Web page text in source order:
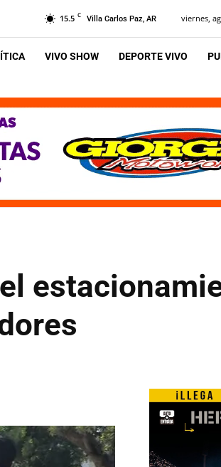
15.5 C Villa Carlos Paz, AR viernes,
VIVO SHOW DEPORTE VIVO